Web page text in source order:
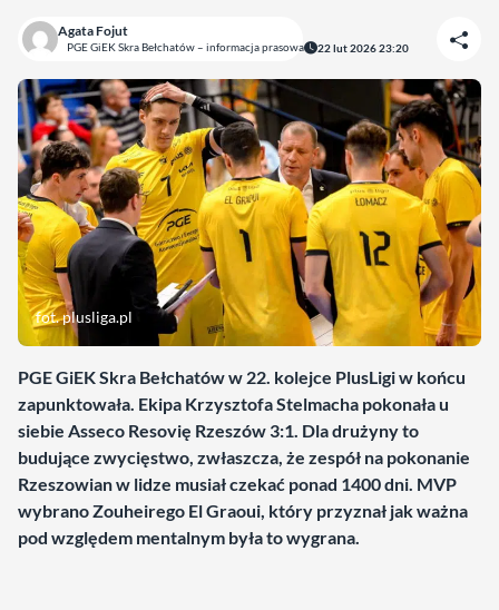
Agata Fojut
PGE GiEK Skra Bełchatów – informacja prasowa 22 lut 2026 23:20
fot. plusliga.pl
PGE GiEK Skra Bełchatów w 22. kolejce PlusLigi w końcu
zapunktowała. Ekipa Krzysztofa Stelmacha pokonała u
siebie Asseco Resovię Rzeszów 3:1. Dla drużyny to
budujące zwycięstwo, zwłaszcza, że zespół na pokonanie
Rzeszowian w lidze musiał czekać ponad 1400 dni. MVP
wybrano Zouheirego El Graoui, który przyznał jak ważna
pod względem mentalnym była to wygrana.